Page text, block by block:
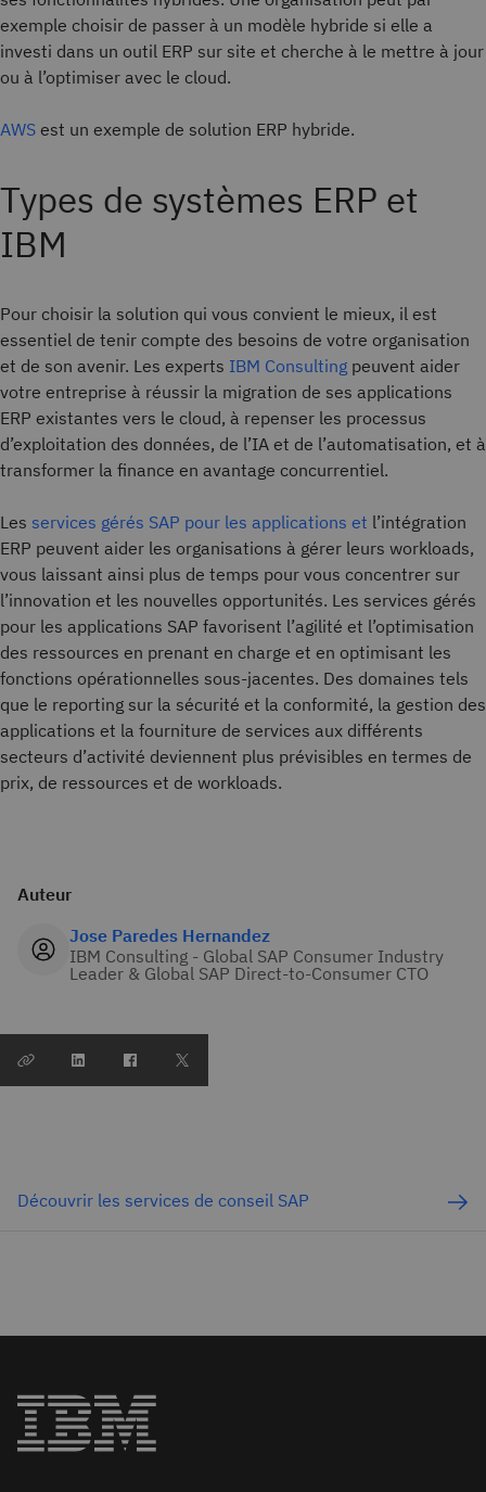
exemple choisir de passer à un modèle hybride si elle a
investi dans un outil ERP sur site et cherche à le mettre à jour
ou à l’optimiser avec le cloud.
AWS est un exemple de solution ERP hybride.
Types de systèmes ERP et
IBM
Pour choisir la solution qui vous convient le mieux, il est
essentiel de tenir compte des besoins de votre organisation
et de son avenir. Les experts IBM Consulting peuvent aider
votre entreprise à réussir la migration de ses applications
ERP existantes vers le cloud, à repenser les processus
d’exploitation des données, de l’IA et de l’automatisation, et à
transformer la finance en avantage concurrentiel.
Les services gérés SAP pour les applications et l’intégration
ERP peuvent aider les organisations à gérer leurs workloads,
vous laissant ainsi plus de temps pour vous concentrer sur
l’innovation et les nouvelles opportunités. Les services gérés
pour les applications SAP favorisent l’agilité et l’optimisation
des ressources en prenant en charge et en optimisant les
fonctions opérationnelles sous-jacentes. Des domaines tels
que le reporting sur la sécurité et la conformité, la gestion des
applications et la fourniture de services aux différents
secteurs d’activité deviennent plus prévisibles en termes de
prix, de ressources et de workloads.
Auteur
Jose Paredes Hernandez
IBM Consulting - Global SAP Consumer Industry
Leader & Global SAP Direct-to-Consumer CTO
Découvrir les services de conseil SAP